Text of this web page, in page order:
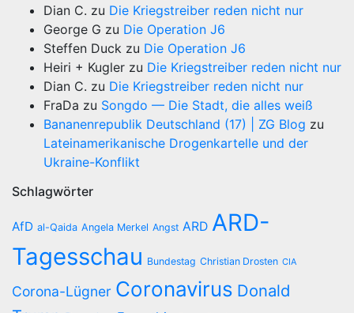
Dian C. zu Die Kriegstreiber reden nicht nur
George G zu Die Operation J6
Steffen Duck zu Die Operation J6
Heiri + Kugler zu Die Kriegstreiber reden nicht nur
Dian C. zu Die Kriegstreiber reden nicht nur
FraDa zu Songdo — Die Stadt, die alles weiß
Bananenrepublik Deutschland (17) | ZG Blog zu
Lateinamerikanische Drogenkartelle und der
Ukraine-Konflikt
Schlagwörter
AfD al-Qaida Angela Merkel Angst ARD ARD-
Tagesschau Bundestag Christian Drosten CIA
Corona-Lügner Coronavirus Donald